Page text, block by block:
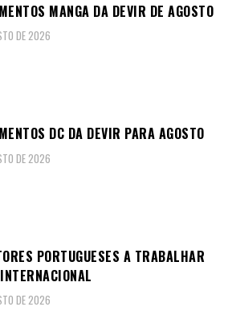
MANGA DA DEVIR DE AGOSTO
DE 2026
DC DA DEVIR PARA AGOSTO
DE 2026
PORTUGUESES A TRABALHAR
DE 2026